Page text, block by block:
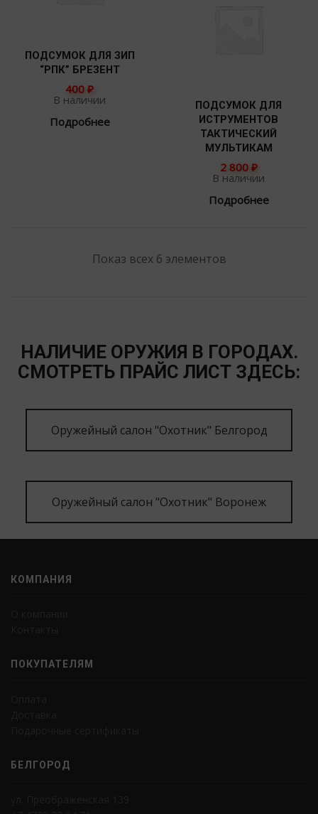
ПОДСУМОК ДЛЯ ЗИП
“РПК” БРЕЗЕНТ
400 ₽
В наличии
Подробнее
ПОДСУМОК ДЛЯ
ИСТРУМЕНТОВ
ТАКТИЧЕСКИЙ
МУЛЬТИКАМ
2 800 ₽
В наличии
Подробнее
Показ всех 6 элементов
НАЛИЧИЕ ОРУЖИЯ В ГОРОДАХ.
СМОТРЕТЬ ПРАЙС ЛИСТ ЗДЕСЬ:
Оружейный салон "Охотник" Белгород
Оружейный салон "Охотник" Воронеж
КОМПАНИЯ
ПОКУПАТЕЛЯМ
БЕЛГОРОД